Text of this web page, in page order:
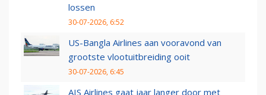
lossen
30-07-2026, 6:52
US-Bangla Airlines aan vooravond van
grootste vlootuitbreiding ooit
30-07-2026, 6:45
AIS Airlines gaat jaar langer door met